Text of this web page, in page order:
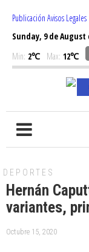
Publicación Avisos Legales
Sunday, 9 de August
Min: 2℃ Max: 12℃
DEPORTES
Hernán
variantes,
Octubre 15, 2020